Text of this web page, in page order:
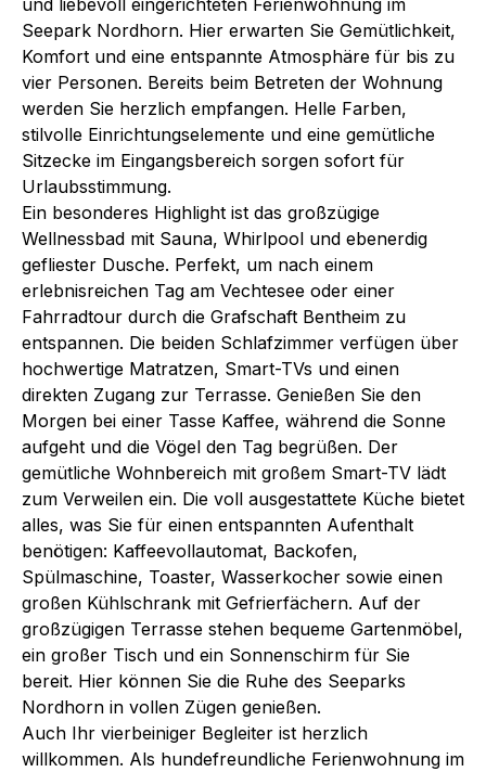
Seepark Nordhorn. Hier erwarten Sie Gemütlichkeit,
Komfort und eine entspannte Atmosphäre für bis zu
vier Personen. Bereits beim Betreten der Wohnung
werden Sie herzlich empfangen. Helle Farben,
stilvolle Einrichtungselemente und eine gemütliche
Sitzecke im Eingangsbereich sorgen sofort für
Urlaubsstimmung.
Ein besonderes Highlight ist das großzügige
Wellnessbad mit Sauna, Whirlpool und ebenerdig
gefliester Dusche. Perfekt, um nach einem
erlebnisreichen Tag am Vechtesee oder einer
Fahrradtour durch die Grafschaft Bentheim zu
entspannen. Die beiden Schlafzimmer verfügen über
hochwertige Matratzen, Smart-TVs und einen
direkten Zugang zur Terrasse. Genießen Sie den
Morgen bei einer Tasse Kaffee, während die Sonne
aufgeht und die Vögel den Tag begrüßen. Der
gemütliche Wohnbereich mit großem Smart-TV lädt
zum Verweilen ein. Die voll ausgestattete Küche bietet
alles, was Sie für einen entspannten Aufenthalt
benötigen: Kaffeevollautomat, Backofen,
Spülmaschine, Toaster, Wasserkocher sowie einen
großen Kühlschrank mit Gefrierfächern. Auf der
großzügigen Terrasse stehen bequeme Gartenmöbel,
ein großer Tisch und ein Sonnenschirm für Sie
bereit. Hier können Sie die Ruhe des Seeparks
Nordhorn in vollen Zügen genießen.
Auch Ihr vierbeiniger Begleiter ist herzlich
willkommen. Als hundefreundliche Ferienwohnung im